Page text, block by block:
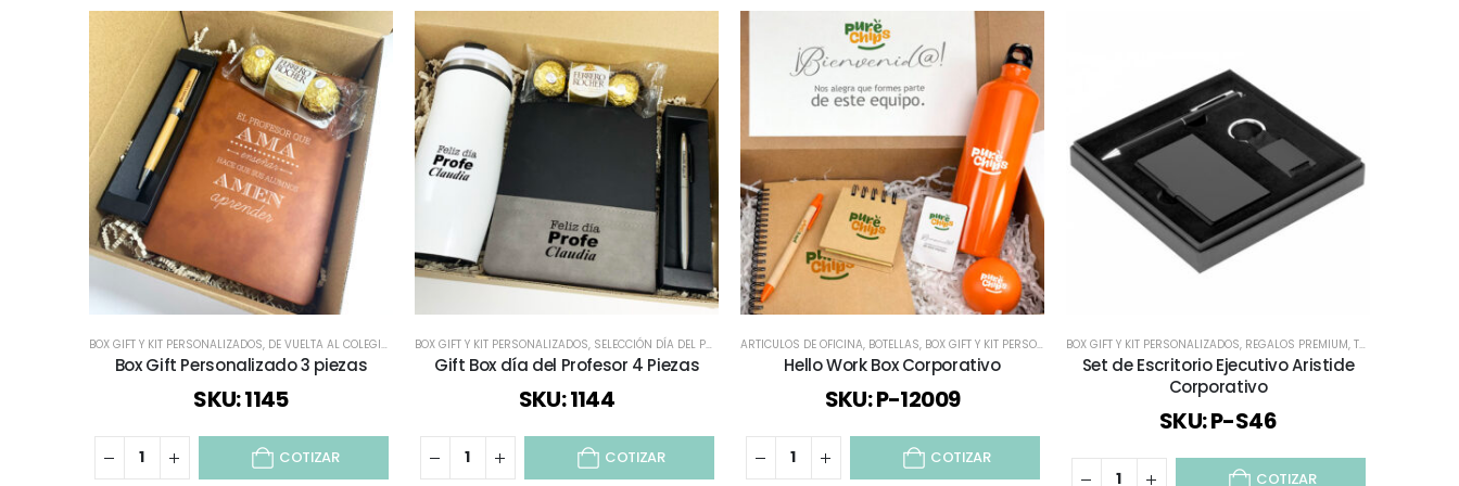
BOX GIFT Y KIT PERSONALIZADOS, DE VUELTA AL COLEGIO ESPECIAL DÍA DEL PROFESOR,SELECCIÓN DÍA DEL PROFESOR TODOS
Box Gift Personalizado 3 piezas
SKU: 1145
COTIZAR
BOX GIFT Y KIT PERSONALIZADOS, SELECCIÓN DÍA DEL PROFESOR ,TODOS
Gift Box día del Profesor 4 Piezas
SKU: 1144
COTIZAR
ARTICULOS DE OFICINA, BOTELLAS, BOX GIFT Y KIT PERSONALIZADOS
Hello Work Box Corporativo
SKU: P-12009
COTIZAR
BOX GIFT Y KIT PERSONALIZADOS, REGALOS PREMIUM, TODOS
Set de Escritorio Ejecutivo Aristide
Corporativo
SKU: P-S46
COTIZAR